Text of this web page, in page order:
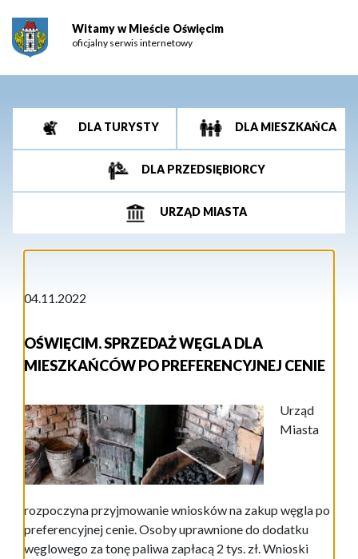
Witamy w Mieście Oświęcim
oficjalny serwis internetowy
DLA TURYSTY DLA MIESZKAŃCA
DLA PRZEDSIĘBIORCY
URZĄD MIASTA
04.11.2022
OŚWIĘCIM. SPRZEDAŻ WĘGLA DLA
MIESZKAŃCÓW PO PREFERENCYJNEJ CENIE
Urząd
Miasta
rozpoczyna przyjmowanie wniosków na zakup węgla po
preferencyjnej cenie. Osoby uprawnione do dodatku
węglowego za tonę paliwa zapłacą 2 tys. zł. Wnioski